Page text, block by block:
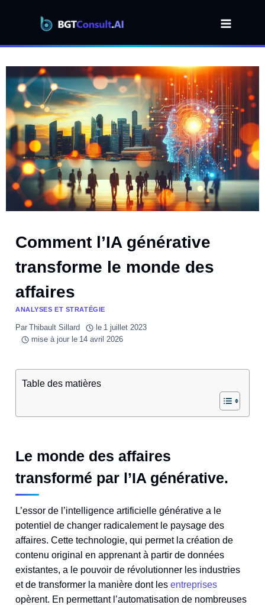
Comment l’IA générative
transforme le monde des
affaires
ANALYSES ET STRATÉGIE
Par Thibault Sillard le 1 juillet 2023
mise à jour le 14 avril 2026
Table des matières
Le monde des affaires
transformé par l’IA générative.
L’essor de l’intelligence artificielle générative a le
potentiel de changer radicalement le paysage des
affaires. Cette technologie, qui permet la création de
contenu original en apprenant à partir de données
existantes, a le pouvoir de révolutionner les industries
et de transformer la manière dont les entreprises
opèrent. En permettant l’automatisation de nombreuses